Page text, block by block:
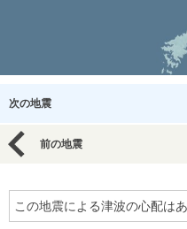
次の地震
前の地震
この地震による津波の心配はあ